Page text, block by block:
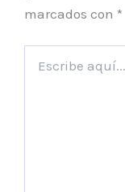
marcados con *
aquí...